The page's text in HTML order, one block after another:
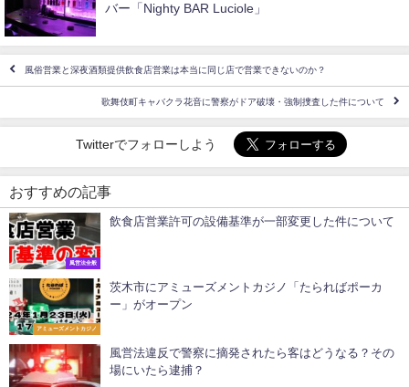
バー「Nighty BAR Luciole」
風俗営業と深夜酒類提供飲食店営業は本当に同じ店で営業できないのか？
歌舞伎町キャバクラ花音に警察がドア破壊・強制捜査した件について
Twitterでフォローしよう
おすすめの記事
風営法全般
飲食店営業許可の設備基準が一部変更した件について
アミューズメントカジノ
茨木市にアミューズメントカジノ「たらればポーカ
ー」がオープン
風営法違反で警察に摘発されたら客はどうなる？その
場にいたら逮捕？